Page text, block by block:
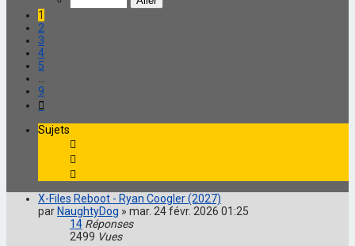
9
1
2
3
4
5
9
Sujets
X-Files Reboot - Ryan Coogler (2027)
parNaughtyDog » mar. 24 févr. 2026 01:25
14 Réponses
2499 Vues